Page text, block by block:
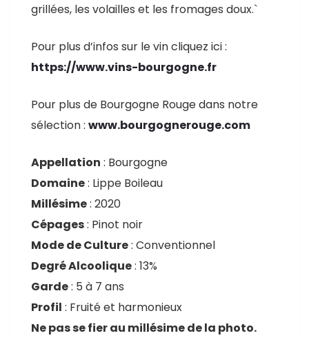
grillées, les volailles et les fromages doux.`
Pour plus d’infos sur le vin cliquez ici :
https://www.vins-bourgogne.fr
Pour plus de Bourgogne Rouge dans notre
sélection : www.bourgognerouge.com
Appellation : Bourgogne
Domaine: Lippe Boileau
Millésime: 2020
Cépages: Pinot noir
Mode de Culture: Conventionnel
Degré Alcoolique: 13%
Garde: 5 à 7 ans
Profil : Fruité et harmonieux
Ne pas se fier au millésime de la photo.